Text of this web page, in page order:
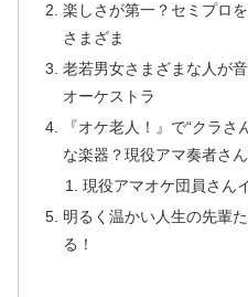
楽しさが第一？セミプロ
さまざま
老若男女さまざまな人が
オーケストラ
『オケ老人！』で“クラ
な楽器？現役アマ奏者さ
現役アマオケ団員さん
明るく温かい人生の先輩
る！